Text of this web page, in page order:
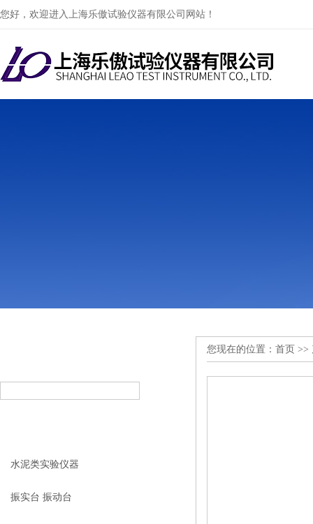
您好，欢迎进入上海乐傲试验仪器有限公司网站！
水泥类实验仪器
振实台 振动台
您现在的位置： 首页 >>